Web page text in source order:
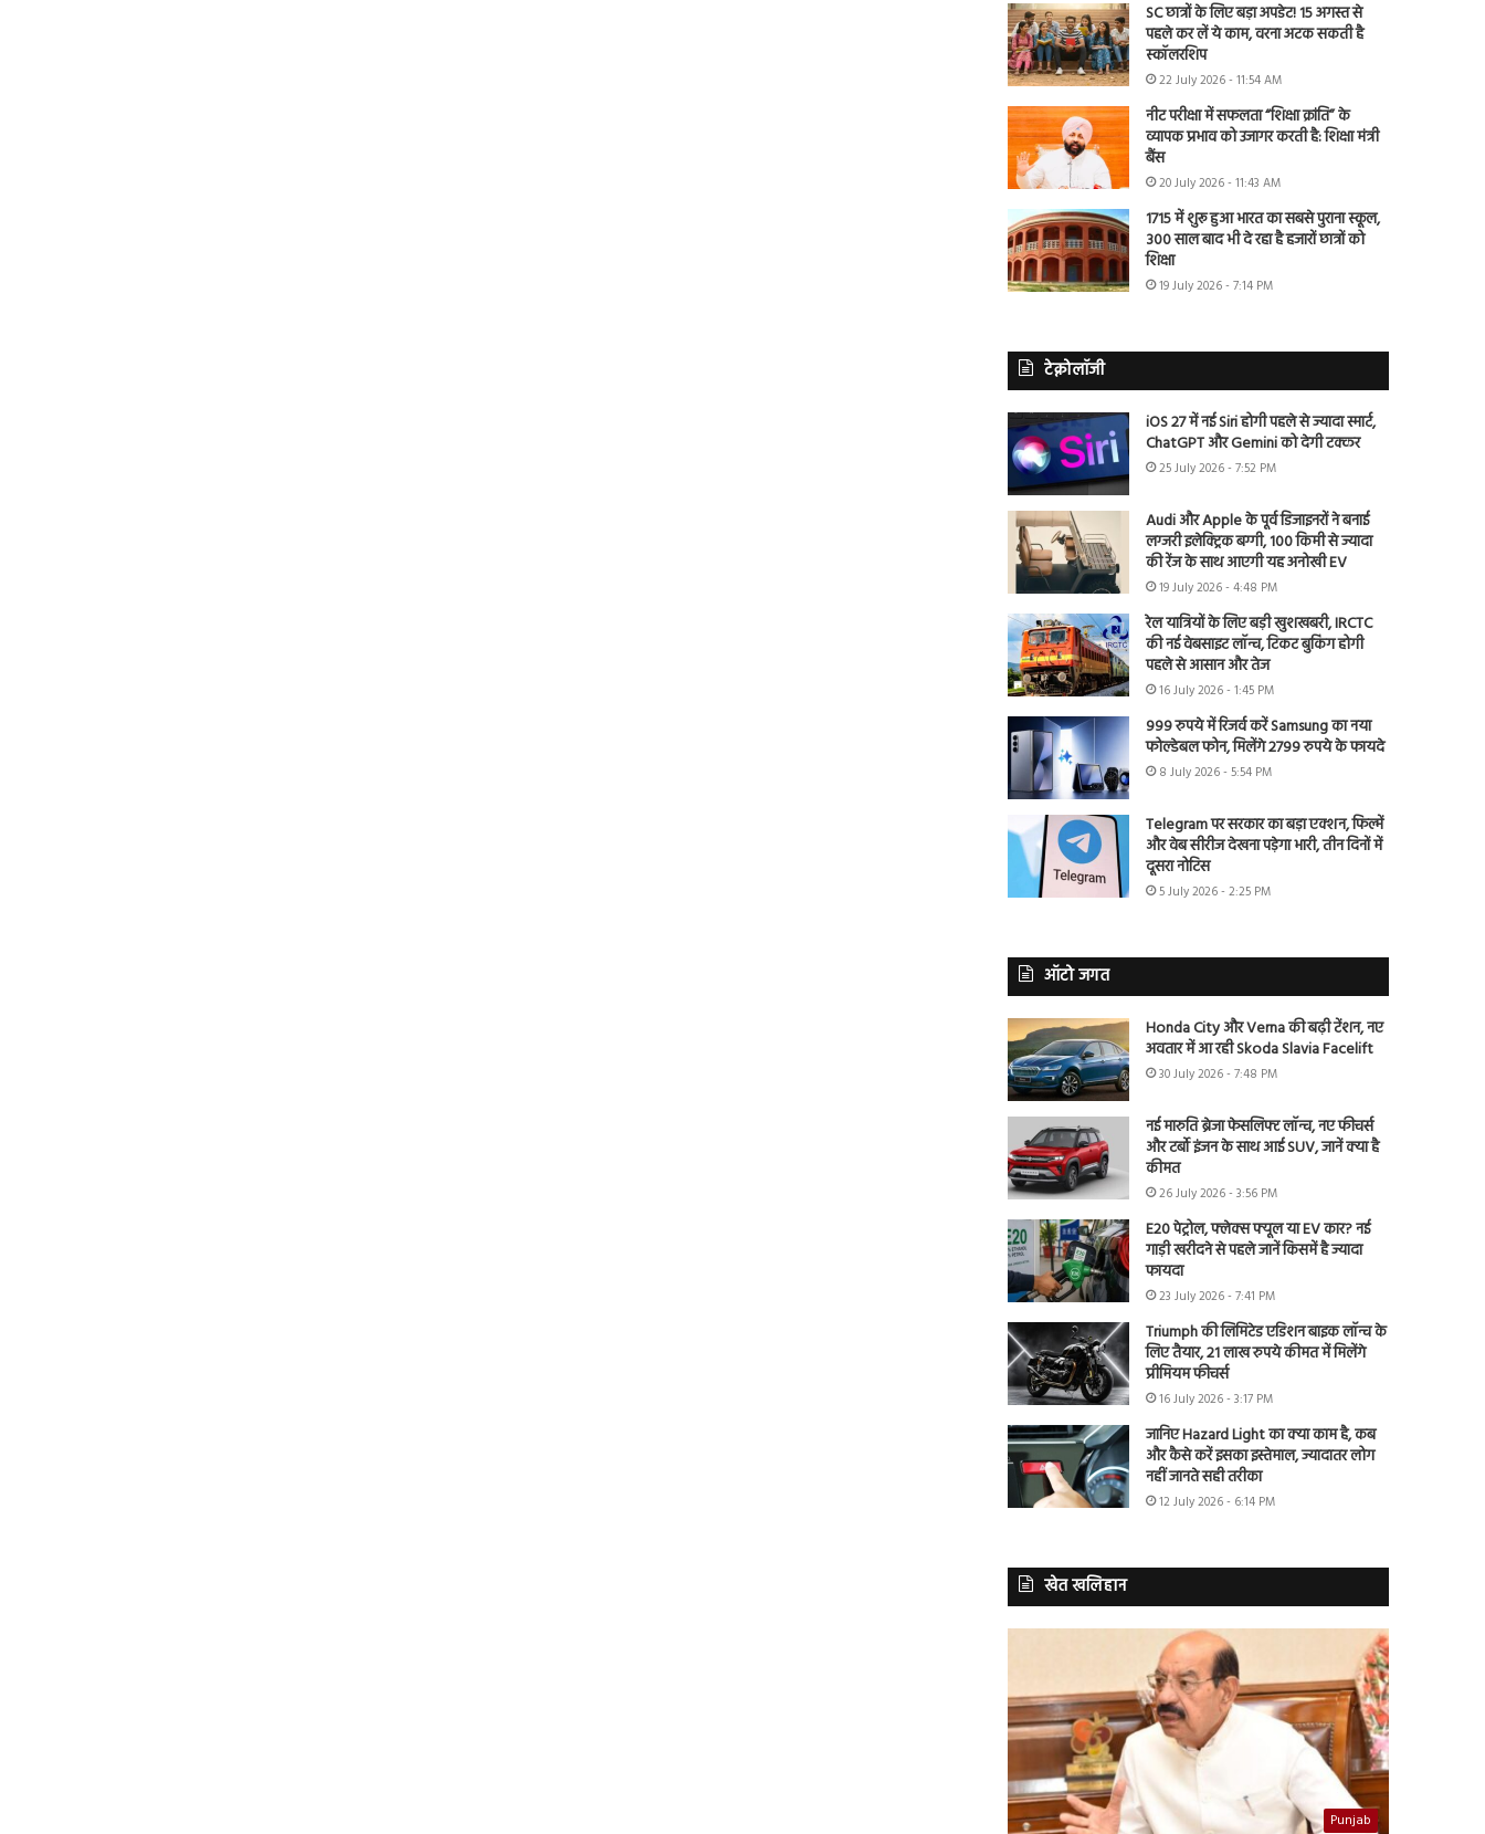
SC छात्रों के लिए बड़ा अपडेट! 15 अगस्त से
पहले कर लें ये काम, वरना अटक सकती है
स्कॉलरशिप
22 July 2026 - 11:54 AM
नीट परीक्षा में सफलता “शिक्षा क्रांति” के
व्यापक प्रभाव को उजागर करती है: शिक्षा मंत्री
बैंस
20 July 2026 - 11:43 AM
1715 में शुरू हुआ भारत का सबसे पुराना स्कूल,
300 साल बाद भी दे रहा है हजारों छात्रों को
शिक्षा
19 July 2026 - 7:14 PM
टेक्नोलॉजी
iOS 27 में नई Siri होगी पहले से ज्यादा स्मार्ट,
ChatGPT और Gemini को देगी टक्कर
25 July 2026 - 7:52 PM
Audi और Apple के पूर्व डिजाइनरों ने बनाई
लग्जरी इलेक्ट्रिक बग्गी, 100 किमी से ज्यादा
की रेंज के साथ आएगी यह अनोखी EV
19 July 2026 - 4:48 PM
रेल यात्रियों के लिए बड़ी खुशखबरी, IRCTC
की नई वेबसाइट लॉन्च, टिकट बुकिंग होगी
पहले से आसान और तेज
16 July 2026 - 1:45 PM
999 रुपये में रिजर्व करें Samsung का नया
फोल्डेबल फोन, मिलेंगे 2799 रुपये के फायदे
8 July 2026 - 5:54 PM
Telegram पर सरकार का बड़ा एक्शन, फिल्में
और वेब सीरीज देखना पड़ेगा भारी, तीन दिनों में
दूसरा नोटिस
5 July 2026 - 2:25 PM
ऑटो जगत
Honda City और Verna की बढ़ी टेंशन, नए
अवतार में आ रही Skoda Slavia Facelift
30 July 2026 - 7:48 PM
नई मारुति ब्रेजा फेसलिफ्ट लॉन्च, नए फीचर्स
और टर्बो इंजन के साथ आई SUV, जानें क्या है
कीमत
26 July 2026 - 3:56 PM
E20 पेट्रोल, फ्लेक्स फ्यूल या EV कार? नई
गाड़ी खरीदने से पहले जानें किसमें है ज्यादा
फायदा
23 July 2026 - 7:41 PM
Triumph की लिमिटेड एडिशन बाइक लॉन्च के
लिए तैयार, 21 लाख रुपये कीमत में मिलेंगे
प्रीमियम फीचर्स
16 July 2026 - 3:17 PM
जानिए Hazard Light का क्या काम है, कब
और कैसे करें इसका इस्तेमाल, ज्यादातर लोग
नहीं जानते सही तरीका
12 July 2026 - 6:14 PM
खेत खलिहान
Punjab